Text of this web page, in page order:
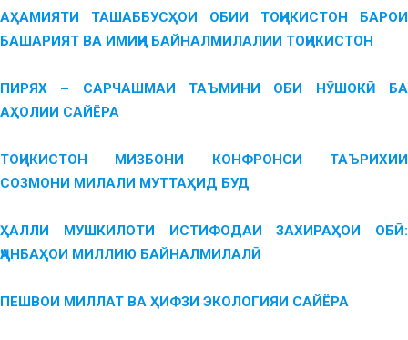
АҲАМИЯТИ ТАШАББУСҲОИ ОБИИ ТОҶИКИСТОН БАРОИ
БАШАРИЯТ ВА ИМИҶИ БАЙНАЛМИЛАЛИИ ТОҶИКИСТОН
ПИРЯХ – САРЧАШМАИ ТАЪМИНИ ОБИ НӮШОКӢ БА
АҲОЛИИ САЙЁРА
ТОҶИКИСТОН МИЗБОНИ КОНФРОНСИ ТАЪРИХИИ
СОЗМОНИ МИЛАЛИ МУТТАҲИД БУД
ҲАЛЛИ МУШКИЛОТИ ИСТИФОДАИ ЗАХИРАҲОИ ОБӢ:
ҶАНБАҲОИ МИЛЛИЮ БАЙНАЛМИЛАЛӢ
ПЕШВОИ МИЛЛАТ ВА ҲИФЗИ ЭКОЛОГИЯИ САЙЁРА